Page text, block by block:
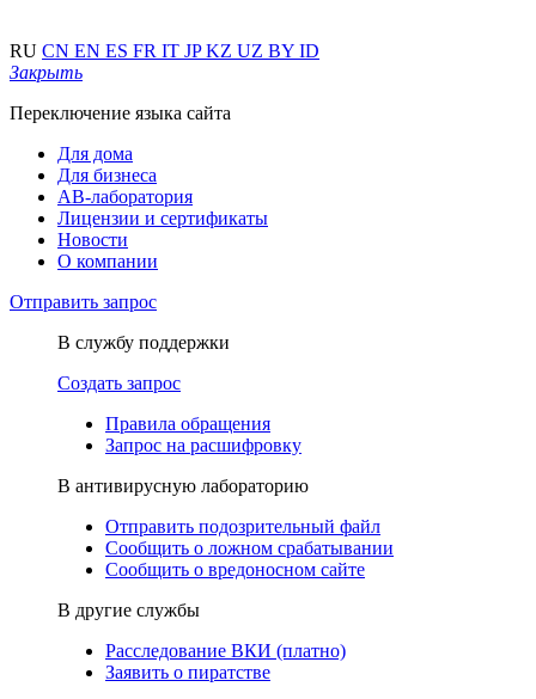
RU CN EN ES FR IT JPKZ UZ BY ID
Закрыть
Переключение языка сайта
Для дома
Для бизнеса
АВ-лаборатория
Лицензии и сертификаты
Новости
О компании
Отправить запрос
В службу поддержки
Создать запрос
Правила обращения
Запрос на расшифровку
В антивирусную лабораторию
Отправить подозрительный файл
Сообщить о ложном срабатывании
Сообщить о вредоносном сайте
В другие службы
Расследование ВКИ (платно)
Заявить о пиратстве